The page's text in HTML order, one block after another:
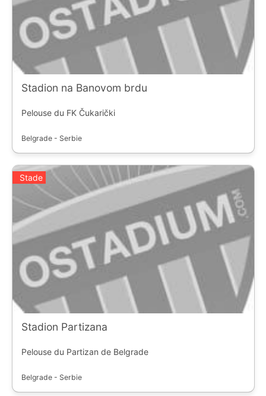
Stadion na Banovom brdu
Pelouse du FK Čukarički
Belgrade - Serbie
Stade
Stadion Partizana
Pelouse du Partizan de Belgrade
Belgrade - Serbie